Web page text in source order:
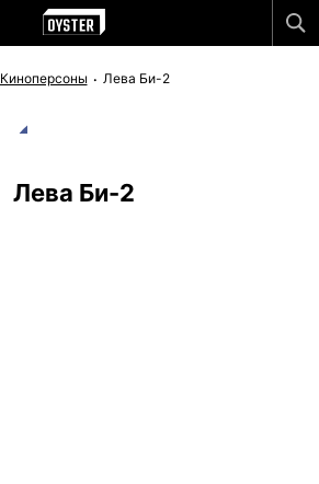
Киноперсоны Лева Би-2
Лева Би-2